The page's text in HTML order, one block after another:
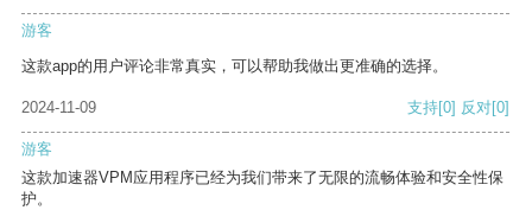
游客
这款app的用户评论非常真实，可以帮助我做出更准确的选择。
2024-11-09 支持[0] 反对[0]
游客
这款加速器VPM应用程序已经为我们带来了无限的流畅体验和安全性保
护。